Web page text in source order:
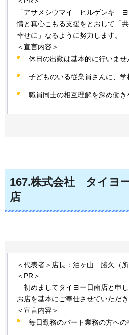
「アサメシウマイ
ヒ ルゲンキ ヨ
情と真心こもる支援をとおして「
幸せに」なるように努力します。
＜宣言内容＞
休日の出勤は基本的に行いませ
子どものいる従業員さんに、
職員同士の相互理解を深め働
167.株式会社 タ イヨ
店
＜代表者＞店長：泊ヶ山 勝久（
＜PR＞
初めましてタイヨー日南店と申
お店を基本にご奉仕させていただ
＜宣言内容＞
毎日勤務のパート業務の方へ